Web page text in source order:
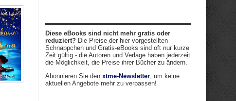
Diese eBooks sind nicht mehr gratis oder
reduziert? Die Preise der hier vorgestellten
Schnäppchen und Gratis-eBooks sind oft nur kurze
Zeit gültig - die Autoren und Verlage haben jederzeit
die Möglichkeit, die Preise ihrer Bücher zu ändern.
Abonnieren Sie den xtme-Newsletter, um keine
aktuellen Angebote mehr zu verpassen!